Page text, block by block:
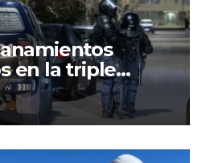
en la triple
Maipú y